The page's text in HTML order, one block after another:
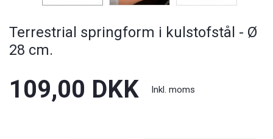
Terrestrial springform i kulstofstål - Ø
28 cm.
109,00 DKK Inkl. moms